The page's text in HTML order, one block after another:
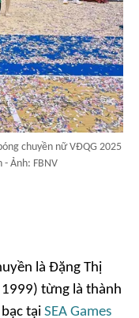
chuyền nữ VĐQG 2025
- Ảnh: FBNV
là Đặng Thị
1999) từng là thành
tại SEA Games